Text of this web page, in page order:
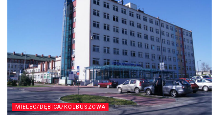
MIELEC/DĘBICA/KOLBUSZOWA